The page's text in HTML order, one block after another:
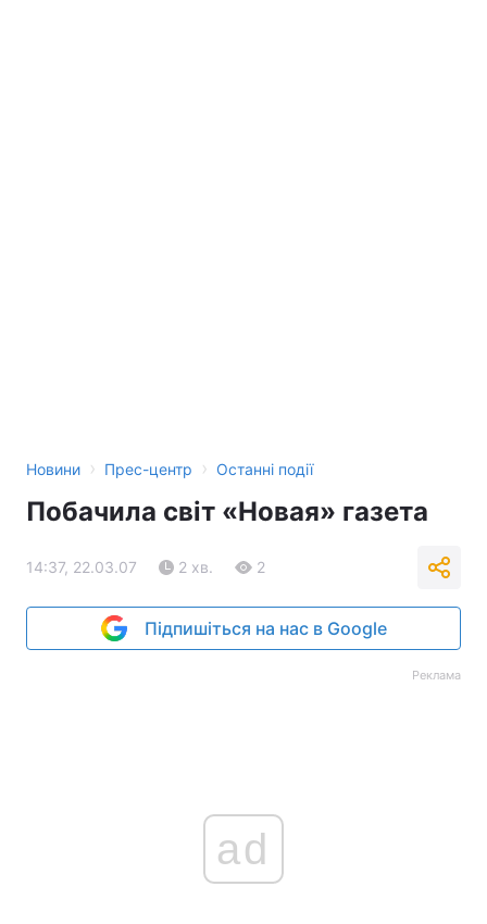
Новини › Прес-центр › Останні події
Побачила світ «Новая» газета
14:37, 22.03.07 2 хв. 2
Підпишіться на нас в Google
Реклама
ad